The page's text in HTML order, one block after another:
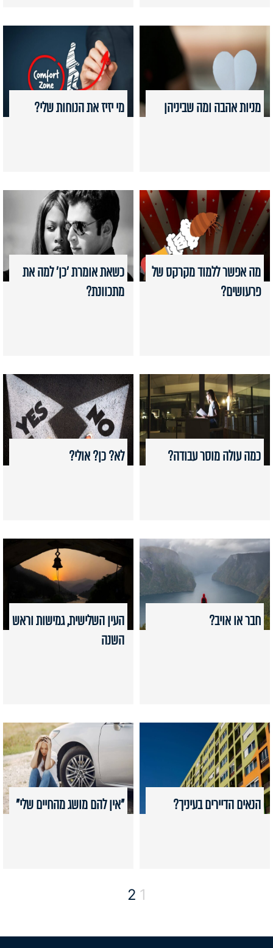
מניות אהבה ומה שביניהן מי יזיז את הנוחות שלי?
מה אפשר ללמוד מקרקס של
פרעושים?
כשאת אומרת 'כן' למה את
מתכוונת?
כמה עולה מוסר עבודה? לא? כן? אולי?
חבר או אויב?
העין השלישית, גמישות וראש
השנה
הנאים הדיירים בעיניך? "אין להם מושג מהחיים שלי"
1
2